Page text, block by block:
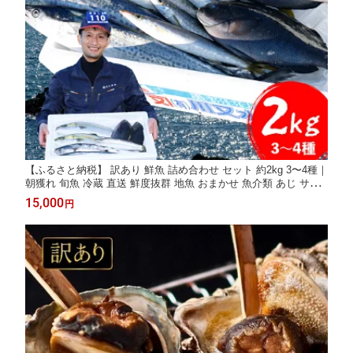
【ふるさと納税】 訳あり 鮮魚 詰め合わせ セット 約2kg 3〜4種｜
朝獲れ 旬魚 冷蔵 直送 鮮度抜群 地魚 おまかせ 魚介類 あじ サバ
鯛 いわし サゴシ カマス など
15,000 円